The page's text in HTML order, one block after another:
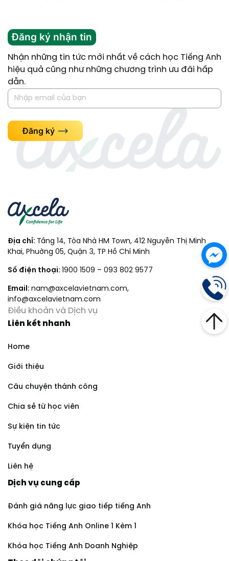
Đăng ký nhận tin
Nhận những tin tức mới nhất về cách học Tiếng Anh
hiệu quả cũng như những chương trình ưu đãi hấp
dẫn.
Đăng ký
Địa chỉ: Tầng 14, Tòa Nhà HM Town, 412 Nguyễn Thị Minh
Khai, Phuờng 05, Quận 3, TP Hồ Chí Minh
Số điện thoại: 1900 1509 – 093 802 9577
Email: nam@axcelavietnam.com,
info@axcelavietnam.com
Điều khoản và Dịch vụ
Liên kết nhanh
Home
Giới thiệu
Câu chuyện thành công
Chia sẻ từ học viên
Sự kiện tin tức
Tuyển dụng
Liên hệ
Dịch vụ cung cấp
Đánh giá năng lực giao tiếp tiếng Anh
Khóa học Tiếng Anh Online 1 Kèm 1
Khóa học Tiếng Anh Doanh Nghiệp